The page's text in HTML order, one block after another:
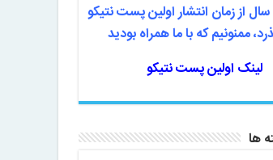
بیش از 2 سال از زمان انتشار اولین پست نتیکو
ممنونیم که با ما همراه بودید
لینک اولین پست نتیکو
ها